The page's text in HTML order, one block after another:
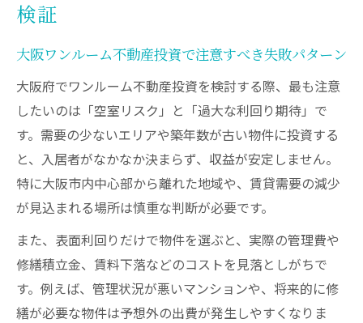
検証
大阪ワンルーム不動産投資で注意すべき失敗パターン
大阪府でワンルーム不動産投資を検討する際、最も注意
したいのは「空室リスク」と「過大な利回り期待」で
す。需要の少ないエリアや築年数が古い物件に投資する
と、入居者がなかなか決まらず、収益が安定しません。
特に大阪市内中心部から離れた地域や、賃貸需要の減少
が見込まれる場所は慎重な判断が必要です。
また、表面利回りだけで物件を選ぶと、実際の管理費や
修繕積立金、賃料下落などのコストを見落としがちで
す。例えば、管理状況が悪いマンションや、将来的に修
繕が必要な物件は予想外の出費が発生しやすくなりま